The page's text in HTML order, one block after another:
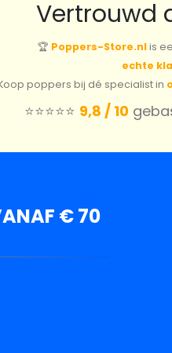
Vertrouwd
🏆 Poppers-Store.nlis
echte
poppers bij dé specialist in
⭐️⭐️⭐️⭐️⭐️ 9,8 / 10
€ 70